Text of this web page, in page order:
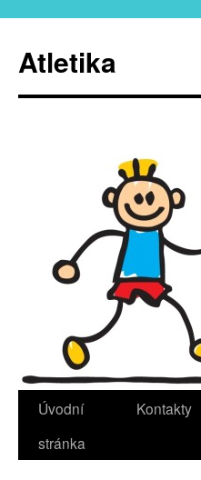
Atletika
Úvodní
stránka
Kontakty